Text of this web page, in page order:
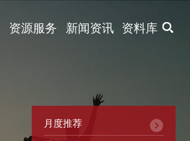
X
资源服务 新闻资讯 资料库
月度推荐